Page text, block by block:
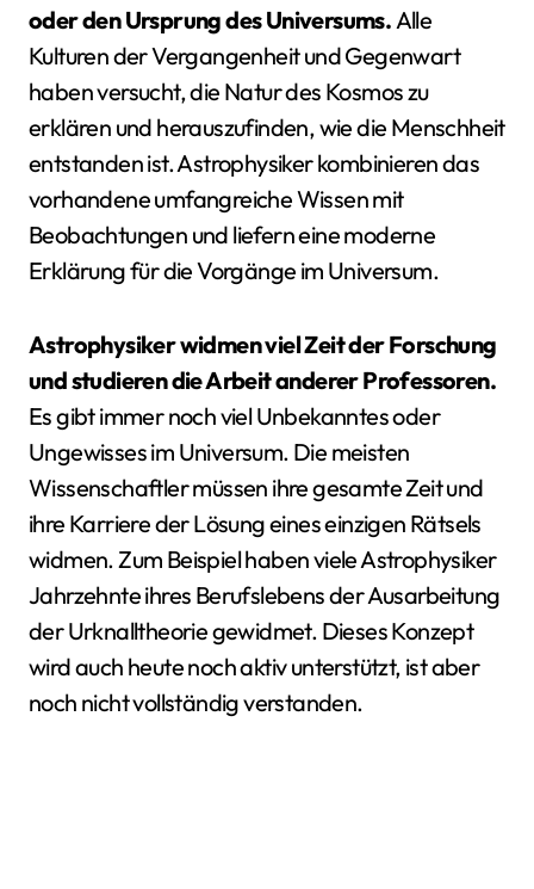
oder den Ursprung des Universums. Alle
Kulturen der Vergangenheit und Gegenwart
haben versucht, die Natur des Kosmos zu
erklären und herauszufinden, wie die Menschheit
entstanden ist. Astrophysiker kombinieren das
vorhandene umfangreiche Wissen mit
Beobachtungen und liefern eine moderne
Erklärung für die Vorgänge im Universum.
Astrophysiker widmen viel Zeit der Forschung
und studieren die Arbeit anderer Professoren.
Es gibt immer noch viel Unbekanntes oder
Ungewisses im Universum. Die meisten
Wissenschaftler müssen ihre gesamte Zeit und
ihre Karriere der Lösung eines einzigen Rätsels
widmen. Zum Beispiel haben viele Astrophysiker
Jahrzehnte ihres Berufslebens der Ausarbeitung
der Urknalltheorie gewidmet. Dieses Konzept
wird auch heute noch aktiv unterstützt, ist aber
noch nicht vollständig verstanden.